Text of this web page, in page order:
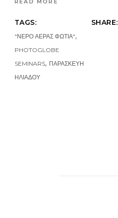
READ MORE
TAGS:
"ΝΕΡΟ ΑΕΡΑΣ ΦΩΤΙΑ",
PHOTOGLOBE
SEMINARS, ΠΑΡΑΣΚΕΥΗ
ΗΛΙΑΔΟΥ
SHARE: